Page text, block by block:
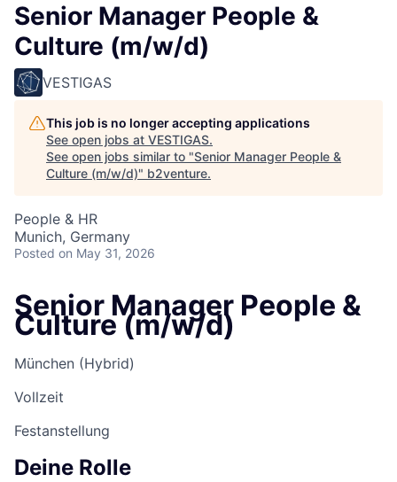
Senior Manager People &
Culture (m/w/d)
VESTIGAS
This job is no longer accepting applications
See open jobs at VESTIGAS.
See open jobs similar to "Senior Manager People &
Culture (m/w/d)" b2venture.
People & HR
Munich, Germany
Posted on May 31, 2026
Senior Manager People &
Culture (m/w/d)
München (Hybrid)
Vollzeit
Festanstellung
Deine Rolle